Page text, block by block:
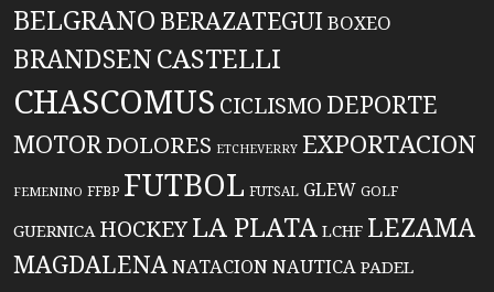
BELGRANO BERAZATEGUIBOXEO
BRANDSENCASTELLI
CHASCOMUS CICLISMO DEPORTE
MOTORDOLORES ETCHEVERRY EXPORTACION
FEMENINO FFBP FUTBOL FUTSAL GLEW GOLF
GUERNICA HOCKEYLA PLATA LCHF LEZAMA
MAGDALENANATACIONNAUTICA PADEL